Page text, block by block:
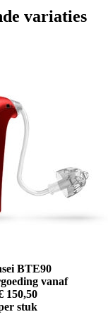
variaties
BTE90
vanaf
150,50
stuk